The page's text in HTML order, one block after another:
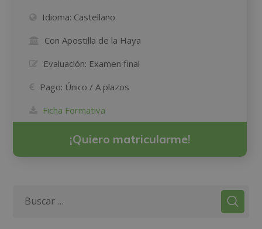
Idioma: Castellano
Con Apostilla de la Haya
Evaluación: Examen final
Pago: Único / A plazos
Ficha Formativa
¡Quiero matricularme!